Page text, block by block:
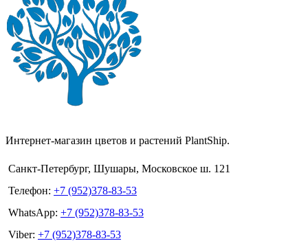
Интернет-магазин цветов и растений PlantShip.
Санкт-Петербург, Шушары, Московское ш. 121
Телефон: +7 (952)378-83-53
WhatsApp: +7 (952)378-83-53
Viber: +7 (952)378-83-53